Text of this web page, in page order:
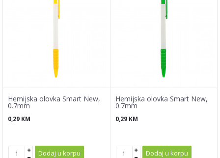
Hemijska olovka Smart New,
0.7mm
0,29 KM
Dodaj u korpu
Hemijska olovka Smart New,
0.7mm
0,29 KM
Dodaj u korpu